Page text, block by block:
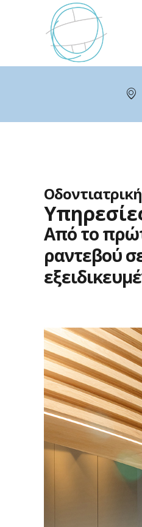
περιεχόμενο
Απότο
ραντεβού